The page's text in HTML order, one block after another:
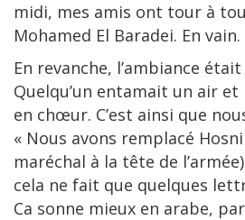
midi, mes amis ont tour à
Mohamed El Baradei. En vain.
En revanche, l’ambiance
Quelqu’un entamait un air
en chœur. C’est ainsi que
« Nous avons remplacé
maréchal à la tête de
cela ne fait que quelques
Ca sonne mieux en arabe,